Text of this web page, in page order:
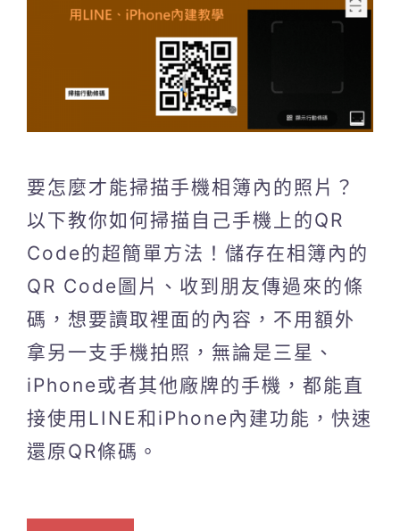
要怎麼才能掃描手機相簿內的照片？
以下教你如何掃描自己手機上的QR
Code的超簡單方法！儲存在相簿內的
QR Code圖片、收到朋友傳過來的條
碼，想要讀取裡面的內容，不用額外
拿另一支手機拍照，無論是三星、
iPhone或者其他廠牌的手機，都能直
接使用LINE和iPhone內建功能，快速
還原QR條碼。